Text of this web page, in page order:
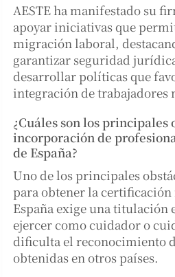
AESTE ha manifestado su
apoyar iniciativas que
migración laboral,
garantizar seguridad
desarrollar políticas que
integración de trabajadores
¿Cuáles son los principales
incorporación de
de España?
Uno de los principales
para obtener la certificación
España exige una titulación
ejercer como cuidador o
dificulta el reconocimiento
obtenidas en otros países.